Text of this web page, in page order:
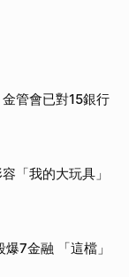
管會已對15銀行
「我的大玩具」
7金融 「這檔」